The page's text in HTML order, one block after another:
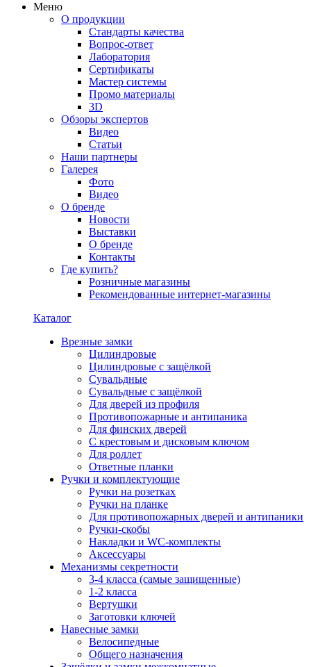
Меню
О продукции
Стандарты качества
Вопрос-ответ
Лаборатория
Сертификаты
Мастер системы
Промо материалы
3D
Обзоры экспертов
Видео
Статьи
Наши партнеры
Галерея
Фото
Видео
О бренде
Новости
Выставки
О бренде
Контакты
Где купить?
Розничные магазины
Рекомендованные интернет-магазины
Каталог
Врезные замки
Цилиндровые
Цилиндровые с защёлкой
Сувальдные
Сувальдные с защёлкой
Для дверей из профиля
Противопожарные и антипаника
Для финских дверей
С крестовым и дисковым ключом
Для роллет
Ответные планки
Ручки и комплектующие
Ручки на розетках
Ручки на планке
Для противопожарных дверей и антипаники
Ручки-скобы
Накладки и WC-комплекты
Аксессуары
Механизмы секретности
3-4 класса (самые защищенные)
1-2 класса
Вертушки
Заготовки ключей
Навесные замки
Велосипедные
Общего назначения